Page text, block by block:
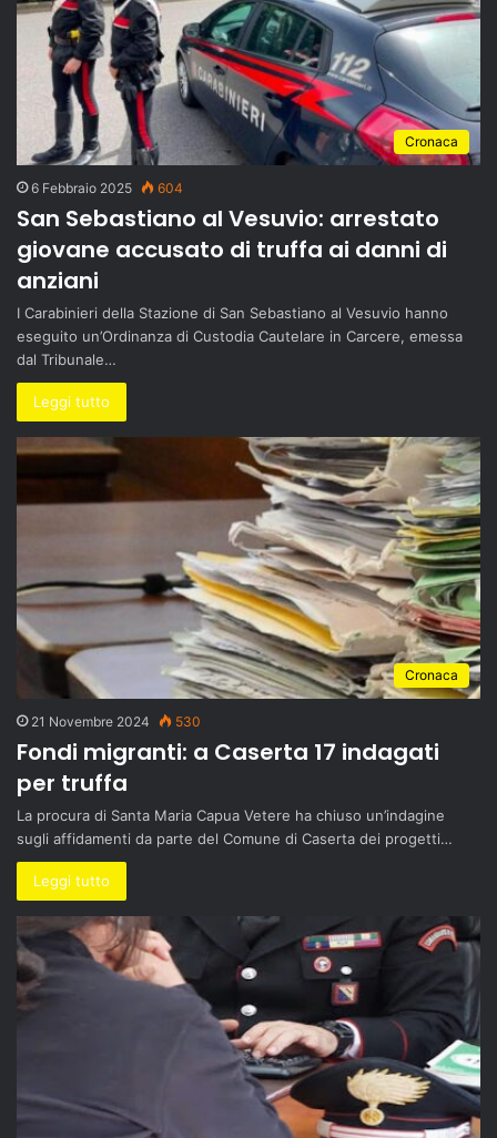
Cronaca
6 Febbraio 2025 604
San Sebastiano al Vesuvio: arrestato
giovane accusato di truffa ai danni di
anziani
I Carabinieri della Stazione di San Sebastiano al Vesuvio hanno
eseguito un’Ordinanza di Custodia Cautelare in Carcere, emessa
dal Tribunale…
Leggi tutto
Cronaca
21 Novembre 2024 530
Fondi migranti: a Caserta 17 indagati
per truffa
La procura di Santa Maria Capua Vetere ha chiuso un’indagine
sugli affidamenti da parte del Comune di Caserta dei progetti…
Leggi tutto